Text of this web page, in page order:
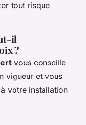
tout risque
il
?
vous conseille
vigueur et vous
votre installation